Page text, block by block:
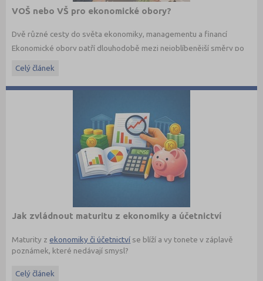
VOŠ nebo VŠ pro ekonomické obory?
Dvě různé cesty do světa ekonomiky, managementu a financí
Ekonomické obory patří dlouhodobě mezi nejoblíbenější směry po
studovat, ale také jakým způsobem. Vedle vysokých škol dnes
ekonomické studium a úzké propojení s praxí.
Celý článek
Jak zvládnout maturitu z ekonomiky a účetnictví
Maturity zekonomiky či účetnictví se blíží a vy tonete v záplavě
poznámek, které nedávají smysl?
pojmům a umí je vysvětlit v souvislostech. Nejde jen o naučení
Celý článek